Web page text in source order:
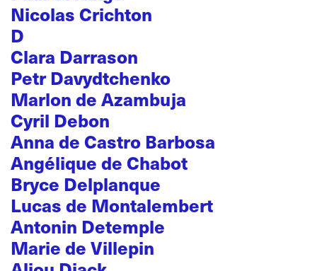
Nicolas Crichton
D
Clara Darrason
Petr Davydtchenko
Marlon de Azambuja
Cyril Debon
Anna de Castro Barbosa
Angélique de Chabot
Bryce Delplanque
Lucas de Montalembert
Antonin Detemple
Marie de Villepin